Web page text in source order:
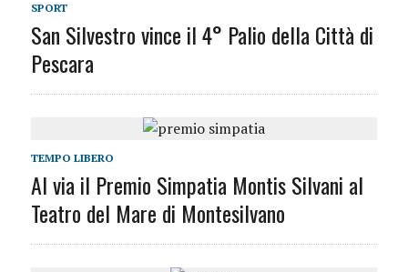
SPORT
San Silvestro vince il 4° Palio della Città di
Pescara
TEMPO LIBERO
Al via il Premio Simpatia Montis Silvani al
Teatro del Mare di Montesilvano